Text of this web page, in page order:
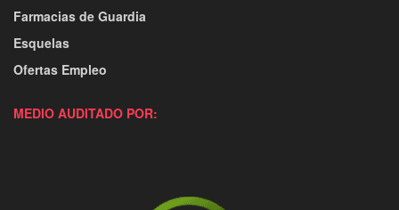
Farmacias de Guardia
Esquelas
Ofertas Empleo
MEDIO AUDITADO POR: